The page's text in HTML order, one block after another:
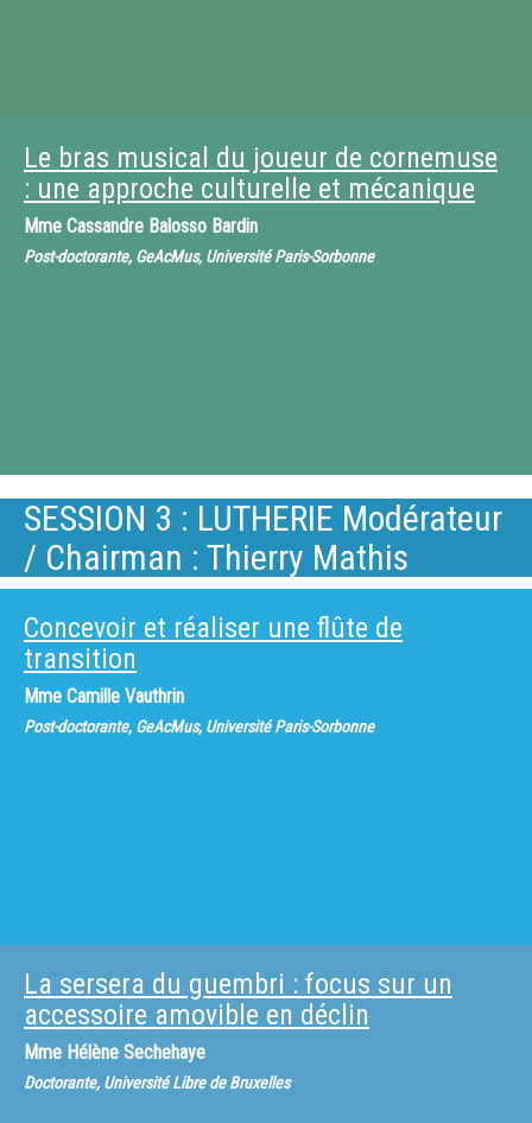
Le bras musical du joueur de cornemuse
: une approche culturelle et mécanique
Mme Cassandre Balosso Bardin
Post-doctorante, GeAcMus, Université Paris-Sorbonne
SESSION 3 : LUTHERIE Modérateur
/ Chairman : Thierry Mathis
Concevoir et réaliser une flûte de
transition
Mme Camille Vauthrin
Post-doctorante, GeAcMus, Université Paris-Sorbonne
La sersera du guembri : focus sur un
accessoire amovible en déclin
Mme Hélène Sechehaye
Doctorante, Université Libre de Bruxelles